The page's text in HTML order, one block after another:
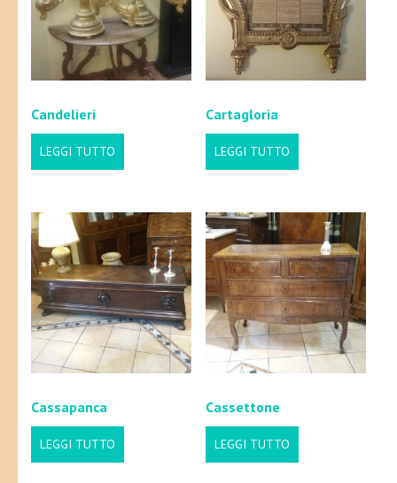
Candelieri
LEGGI TUTTO
Cartagloria
LEGGI TUTTO
Cassapanca
LEGGI TUTTO
Cassettone
LEGGI TUTTO